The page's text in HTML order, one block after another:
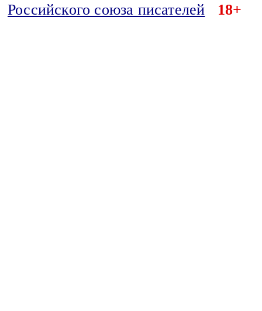
Российского союза писателей
18+